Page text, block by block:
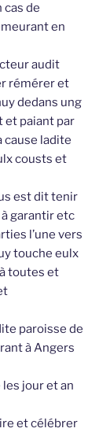
cas de
en
audit
rémérer et
dedans ung
et paiant par
cause ladite
cousts et
est dit tenir
garantir etc
l’une vers
touche eulx
toutes et
paroisse de
à Angers
jour et an
et célébrer